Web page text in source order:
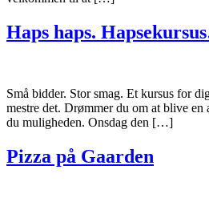
Haps haps.
Små bidder. Stor smag. Et kursus for
mestre det. Drømmer du om at blive
du muligheden. Onsdag den […]
Pizza på Gaarden